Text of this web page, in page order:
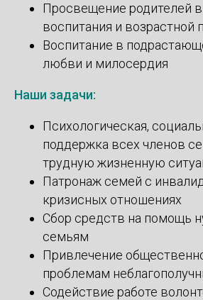
Просвещение родителей
воспитания и возрастной
Воспитание в
любви и милосердия
Наши задачи:
Психологическая,
поддержка всех членов
трудную жизненную
Патронаж семей с
кризисных отношениях
Сбор средств на помощь
семьям
Привлечение
проблемам
Содействие работе